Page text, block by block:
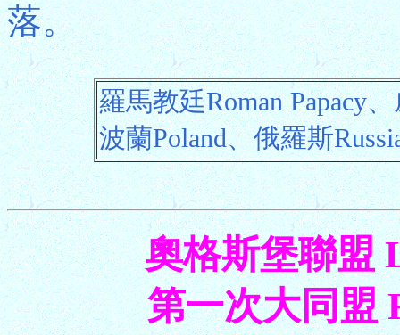
落。
羅馬教廷Roman Papacy
波蘭Poland、俄羅斯
奧格斯堡聯盟
第一次大同盟